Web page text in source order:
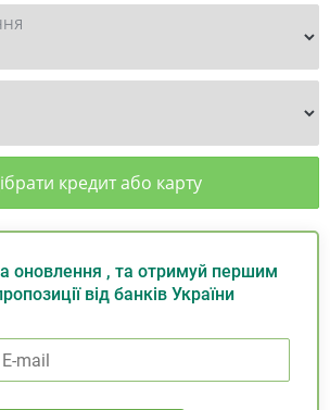
кредит або карту
оновлення , та отримуй першим
від банків України